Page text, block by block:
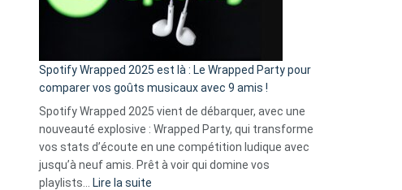
pas
de
cash
»
Solly
change
la
vie
Spotify Wrapped 2025 est là : Le Wrapped Party pour
comparer vos goûts musicaux avec 9 amis !
Spotify Wrapped 2025 vient de débarquer, avec une
nouveauté explosive : Wrapped Party, qui transforme
vos stats d’écoute en une compétition ludique avec
jusqu’à neuf amis. Prêt à voir qui domine vos
playlists…
Lire la suite